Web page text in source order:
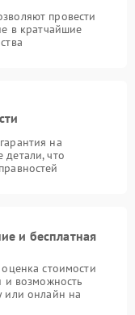
провести
в кратчайшие
на
что
и бесплатная
стоимости
и возможность
или онлайн на